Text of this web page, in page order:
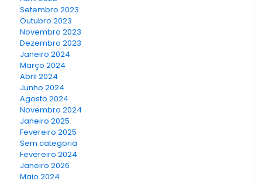
Setembro 2023
Outubro 2023
Novembro 2023
Dezembro 2023
Janeiro 2024
Março 2024
Abril 2024
Junho 2024
Agosto 2024
Novembro 2024
Janeiro 2025
Fevereiro 2025
Sem categoria
Fevereiro 2024
Janeiro 2026
Maio 2024